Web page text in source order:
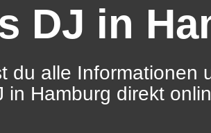
DJ in
du alle Informationen
in Hamburg direkt